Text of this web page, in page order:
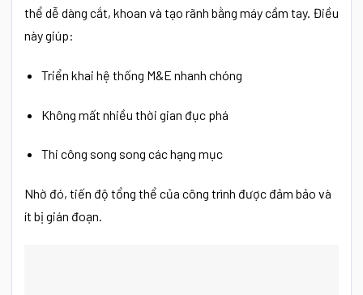
thể dễ dàng cắt, khoan và tạo rãnh bằng máy cầm tay. Điều
này giúp:
Triển khai hệ thống M&E nhanh chóng
Không mất nhiều thời gian đục phá
Thi công song song các hạng mục
Nhờ đó, tiến độ tổng thể của công trình được đảm bảo và
ít bị gián đoạn.